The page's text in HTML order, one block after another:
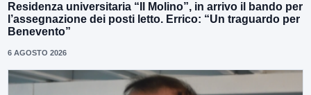
Residenza universitaria “Il Molino”, in arrivo il bando per
l’assegnazione dei posti letto. Errico: “Un traguardo per
Benevento”
6 AGOSTO 2026